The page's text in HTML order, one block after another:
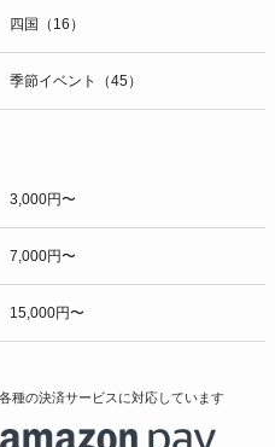
四国（16）
季節イベント（45）
3,000円〜
7,000円〜
15,000円〜
種の決済サービスに対応しています